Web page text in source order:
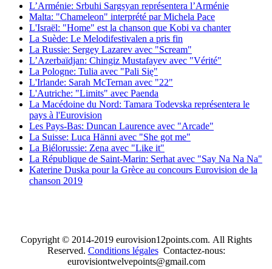
L’Arménie: Srbuhi Sargsyan représentera l’Arménie
Malta: "Chameleon" interprété par Michela Pace
L'Israël: "Home" est la chanson que Kobi va chanter
La Suède: Le Melodifestivalen a pris fin
La Russie: Sergey Lazarev avec "Scream"
L’Azerbaïdjan: Chingiz Mustafayev avec "Vérité"
La Pologne: Tulia avec "Pali Się"
L'Irlande: Sarah McTernan avec "22"
L'Autriche: "Limits" avec Paenda
La Macédoine du Nord: Tamara Todevska représentera le
pays à l'Eurovision
Les Pays-Bas: Duncan Laurence avec "Arcade"
La Suisse: Luca Hänni avec "She got me"
La Biélorussie: Zena avec "Like it"
La République de Saint-Marin: Serhat avec "Say Na Na Na"
Katerine Duska pour la Grèce au concours Eurovision de la
chanson 2019
Copyright © 2014-2019 eurovision12points.com. All Rights
Reserved. Conditions légalesContactez-nous:
eurovisiontwelvepoints@gmail.com